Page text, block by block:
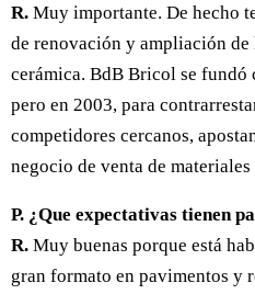
R. Muy importante. De hecho
de renovación y ampliación
cerámica. BdB Bricol se fundó
pero en 2003, para
competidores cercanos,
negocio de venta de
P. ¿Que expectativas tienen
R. Muy buenas porque está
gran formato en pavimentos y